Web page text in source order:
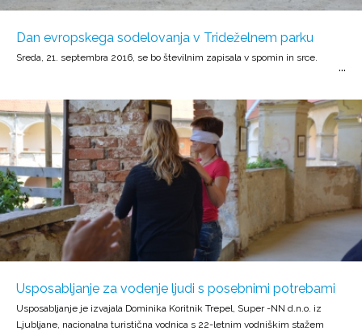
Dan evropskega sodelovanja v Trideželnem parku
Sreda, 21. septembra 2016, se bo številnim zapisala v spomin in srce.
Usposabljanje za vodenje ljudi s posebnimi potrebami
Usposabljanje je izvajala Dominika Koritnik Trepel, Super -NN d.n.o. iz
Ljubljane, nacionalna turistična vodnica s 22-letnim vodniškim stažem